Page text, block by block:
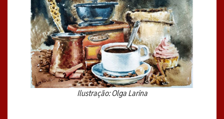
Ilustração: Olga Larina